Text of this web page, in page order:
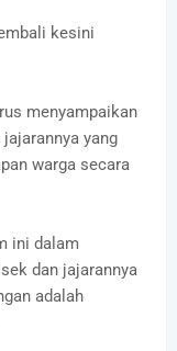
kesini
menyampaikan
yang
warga secara
ini dalam
dan jajarannya
adalah